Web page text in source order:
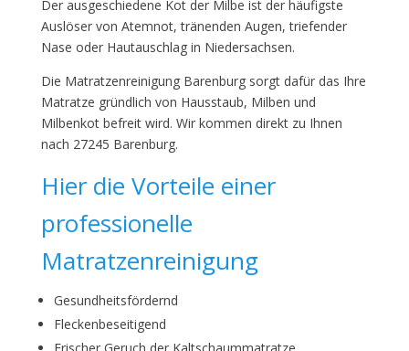
Der ausgeschiedene Kot der Milbe ist der häufigste
Auslöser von Atemnot, tränenden Augen, triefender
Nase oder Hautauschlag in Niedersachsen.
Die Matratzenreinigung Barenburg sorgt dafür das Ihre
Matratze gründlich von Hausstaub, Milben und
Milbenkot befreit wird. Wir kommen direkt zu Ihnen
nach 27245 Barenburg.
Hier die Vorteile einer
professionelle
Matratzenreinigung
Gesundheitsfördernd
Fleckenbeseitigend